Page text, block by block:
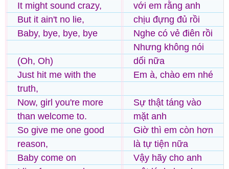
It might sound crazy,
But it ain't no lie,
Baby, bye, bye, bye
(Oh, Oh)
Just hit me with the
truth,
Now, girl you're more
than welcome to.
So give me one good
reason,
Baby come on
với em rằng anh
chịu đựng đủ rồi
Nghe có vẻ điên rồi
Nhưng không nói
dối nữa
Em à, chào em nhé
Sự thật táng vào
mặt anh
Giờ thì em còn hơn
là tự tiện nữa
Vậy hãy cho anh